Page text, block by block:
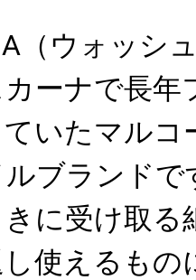
（ウォッシ
ーナで長年
いたマルコ
ブランドで
に受け取る
使えるも